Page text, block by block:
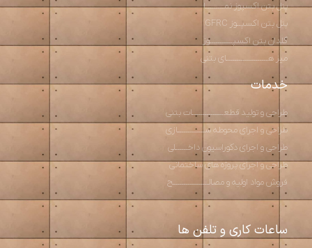
پنل بتن اکسپوز نمـــــــــا
پنل بتن اکسپــوز GFRC
گلدان بتن اکسپـــــــــــوز
میز هــــــــــــــــــــای بتنی
خدمات
طراحی و تولید قطعـــــــــــــــات بتنی
طراحی و اجرای محوطه ســـــــــــــازی
طراحی و اجرای دکوراسیون داخــــــلی
طراحی و اجرای پروژه های ساختمانی
فروش مواد اولیه و مصالـــــــــــــــــح
ساعات کاری و تلفن ها